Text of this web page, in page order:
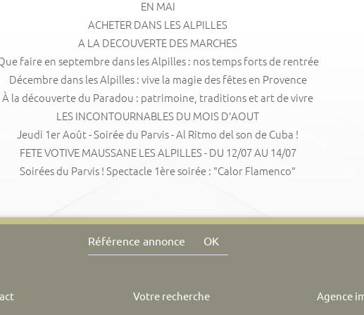
EN MAI
ACHETER DANS LES ALPILLES
A LA DECOUVERTE DES MARCHES
faire en septembre dans les Alpilles : nos temps forts de rentrée
Décembre dans les Alpilles : vive la magie des fêtes en Provence
À la découverte du Paradou : patrimoine, traditions et art de vivre
LES INCONTOURNABLES DU MOIS D'AOUT
Jeudi 1er Août - Soirée du Parvis - Al Ritmo del son de Cuba !
FETE VOTIVE MAUSSANE LES ALPILLES - DU 12/07 AU 14/07
Soirées du Parvis ! Spectacle 1ère soirée : "Calor Flamenco"
OK
Votre recherche Agence